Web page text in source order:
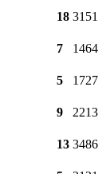
18 3151
7 1464
5 1727
9 2213
13 3486